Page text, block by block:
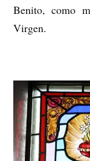
Benito, como
Virgen.